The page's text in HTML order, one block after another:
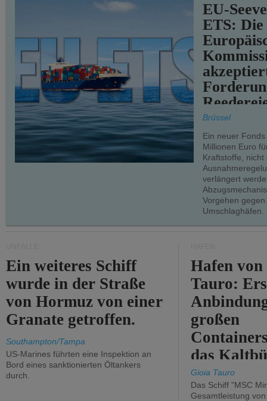
EU-
ETS: Die
teilweise.
Brüssel
Ein neuer
Millionen Euro
Kraftstoffe, nicht
verlängert
Vorgehen
Umschlaghäfen.
Ein weiteres Schiff
wurde in der Straße
von Hormuz von einer
Granate getroffen.
Southampton/Tampa
US-Marines führten eine Inspektion an
Bord eines sanktionierten Öltankers
durch.
Hafen
Tauro:
großen
das
Gioia Tauro
Das Schiff "MSC
Gesamtleistung